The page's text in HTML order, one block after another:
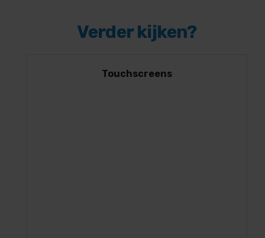
Verder kijken?
Touchscreens